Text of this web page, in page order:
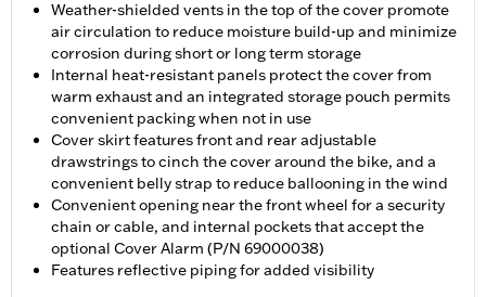
Weather-shielded vents in the top of the cover promote
air circulation to reduce moisture build-up and minimize
corrosion during short or long term storage
Internal heat-resistant panels protect the cover from
warm exhaust and an integrated storage pouch permits
convenient packing when not in use
Cover skirt features front and rear adjustable
drawstrings to cinch the cover around the bike, and a
convenient belly strap to reduce ballooning in the wind
Convenient opening near the front wheel for a security
chain or cable, and internal pockets that accept the
optional Cover Alarm (P/N 69000038)
Features reflective piping for added visibility